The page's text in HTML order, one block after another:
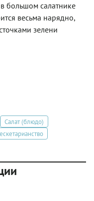
большом салатнике
весьма нарядно,
зелени
Салат (блюдо)